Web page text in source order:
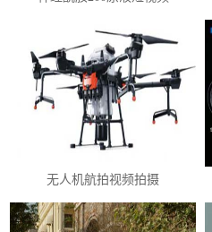
无人机航拍视频拍摄